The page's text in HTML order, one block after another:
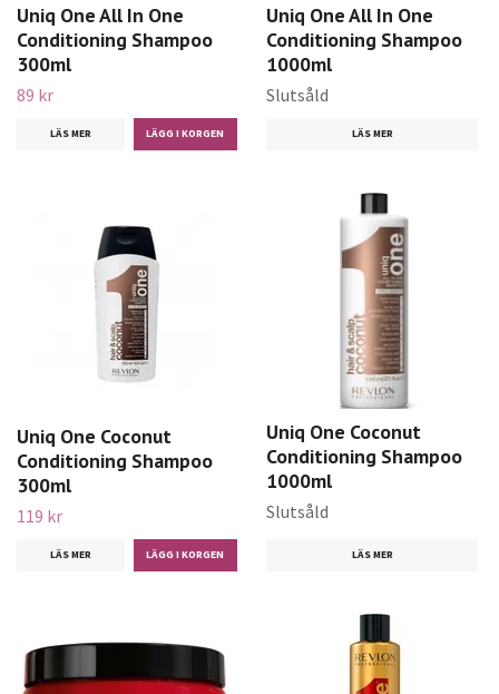
Uniq One All In One
Conditioning Shampoo
300ml
89 kr
LÄS MER
Uniq One All In One
Conditioning Shampoo
1000ml
Slutsåld
LÄS MER
Uniq One Coconut
Conditioning Shampoo
300ml
119 kr
LÄS MER
Uniq One Coconut
Conditioning Shampoo
1000ml
Slutsåld
LÄS MER